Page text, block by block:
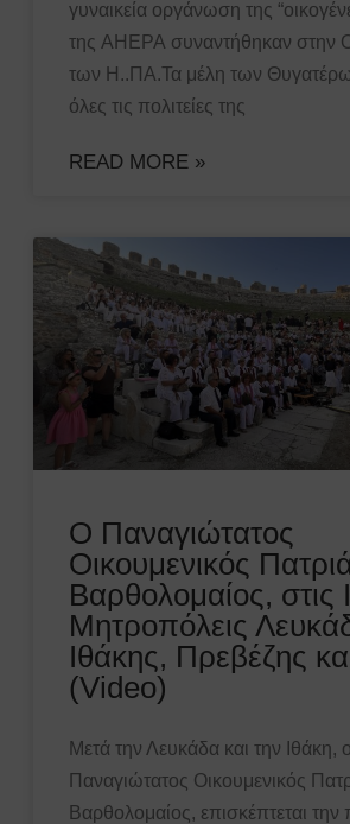
γυναικεία οργάνωση της
της AHEPA συναντήθηκαν στην
των Η..ΠΑ.​Τα μέλη των
όλες τις πολιτείες της
READ MORE »
Ο Παναγιώτατος
Οικουμενικός
Βαρθολομαίος, στις
Μητροπόλεις
Ιθάκης, Πρεβέζης
(Video)
Μετά την Λευκάδα και την Ιθάκη, ο
Παναγιώτατος Οικουμενικός
Βαρθολομαίος, επισκέπτεται την